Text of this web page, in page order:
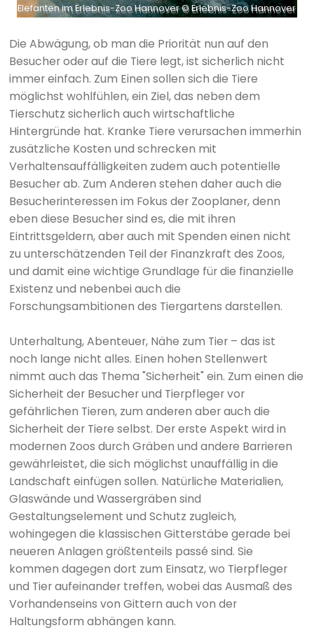
Elefanten im Erlebnis-Zoo Hannover © Erlebnis-Zoo Hannover
Die Abwägung, ob man die Priorität nun auf den
Besucher oder auf die Tiere legt, ist sicherlich nicht
immer einfach. Zum Einen sollen sich die Tiere
möglichst wohlfühlen, ein Ziel, das neben dem
Tierschutz sicherlich auch wirtschaftliche
Hintergründe hat. Kranke Tiere verursachen immerhin
zusätzliche Kosten und schrecken mit
Verhaltensauffälligkeiten zudem auch potentielle
Besucher ab. Zum Anderen stehen daher auch die
Besucherinteressen im Fokus der Zooplaner, denn
eben diese Besucher sind es, die mit ihren
Eintrittsgeldern, aber auch mit Spenden einen nicht
zu unterschätzenden Teil der Finanzkraft des Zoos,
und damit eine wichtige Grundlage für die finanzielle
Existenz und nebenbei auch die
Forschungsambitionen des Tiergartens darstellen.
Unterhaltung, Abenteuer, Nähe zum Tier – das ist
noch lange nicht alles. Einen hohen Stellenwert
nimmt auch das Thema "Sicherheit" ein. Zum einen die
Sicherheit der Besucher und Tierpfleger vor
gefährlichen Tieren, zum anderen aber auch die
Sicherheit der Tiere selbst. Der erste Aspekt wird in
modernen Zoos durch Gräben und andere Barrieren
gewährleistet, die sich möglichst unauffällig in die
Landschaft einfügen sollen. Natürliche Materialien,
Glaswände und Wassergräben sind
Gestaltungselement und Schutz zugleich,
wohingegen die klassischen Gitterstäbe gerade bei
neueren Anlagen größtenteils passé sind. Sie
kommen dagegen dort zum Einsatz, wo Tierpfleger
und Tier aufeinander treffen, wobei das Ausmaß des
Vorhandenseins von Gittern auch von der
Haltungsform abhängen kann.